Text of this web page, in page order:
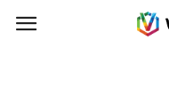
Vivetargi.pl